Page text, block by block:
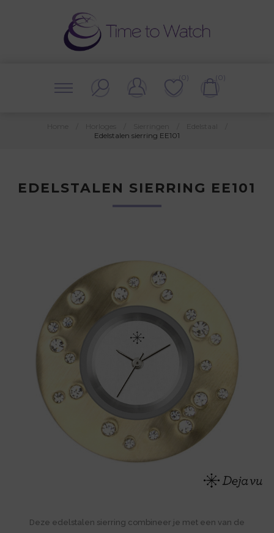
(0) (0)
Edelstalen sierring EE101
EDELSTALEN SIERRING EE101
Deze edelstalen sierring combineer je met een van de